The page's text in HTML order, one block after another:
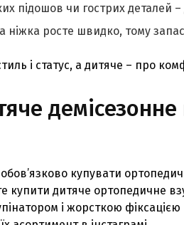
підошов чи гострих деталей
ніжка росте швидко, тому
і статус, а дитяче – про
демісезонне
купувати
купити дитяче ортопедичне
і жорсткою фіксацією